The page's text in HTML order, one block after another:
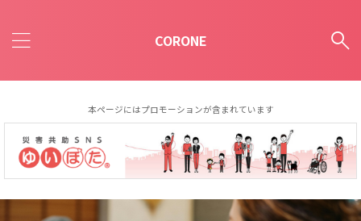
CORONE
本ページにはプロモーションが含まれています